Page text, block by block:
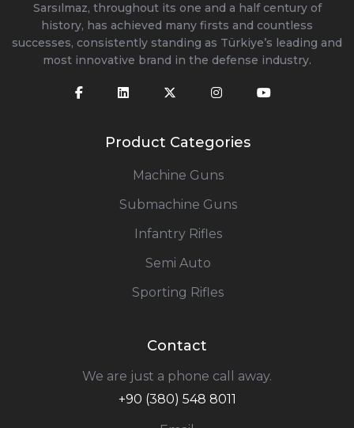
Sarsılmaz, throughout its one and a half century of
history, has achieved many firsts and countless
successes, consistently standing as Türkiye’s leading and
most innovative brand in the defense industry.
Product Categories
Machine Guns
Submachine Guns
Infantry Rifles
Semi Auto
Sporting Rifles
Contact
We are just a phone call away.
+90 (380) 548 8011